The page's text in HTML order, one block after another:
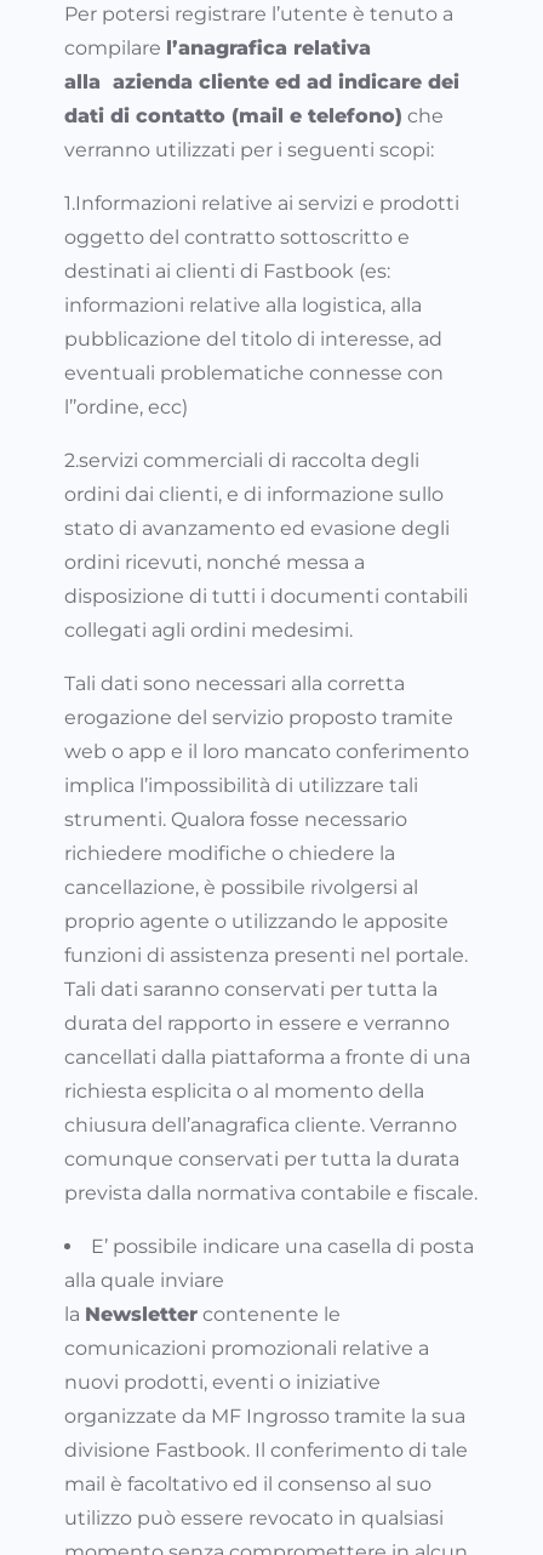
Per potersi registrare l’utente è tenuto a
compilare l’anagrafica relativa
alla azienda cliente ed ad indicare dei
dati di contatto (mail e telefono) che
verranno utilizzati per i seguenti scopi:
1.Informazioni relative ai servizi e prodotti
oggetto del contratto sottoscritto e
destinati ai clienti di Fastbook (es:
informazioni relative alla logistica, alla
pubblicazione del titolo di interesse, ad
eventuali problematiche connesse con
l’’ordine, ecc)
2.servizi commerciali di raccolta degli
ordini dai clienti, e di informazione sullo
stato di avanzamento ed evasione degli
ordini ricevuti, nonché messa a
disposizione di tutti i documenti contabili
collegati agli ordini medesimi.
Tali dati sono necessari alla corretta
erogazione del servizio proposto tramite
web o app e il loro mancato conferimento
implica l’impossibilità di utilizzare tali
strumenti. Qualora fosse necessario
richiedere modifiche o chiedere la
cancellazione, è possibile rivolgersi al
proprio agente o utilizzando le apposite
funzioni di assistenza presenti nel portale.
Tali dati saranno conservati per tutta la
durata del rapporto in essere e verranno
cancellati dalla piattaforma a fronte di una
richiesta esplicita o al momento della
chiusura dell’anagrafica cliente. Verranno
comunque conservati per tutta la durata
prevista dalla normativa contabile e fiscale.
E’ possibile indicare una casella di posta
alla quale inviare
la Newsletter contenente le
comunicazioni promozionali relative a
nuovi prodotti, eventi o iniziative
organizzate da MF Ingrosso tramite la sua
divisione Fastbook. Il conferimento di tale
mail è facoltativo ed il consenso al suo
utilizzo può essere revocato in qualsiasi